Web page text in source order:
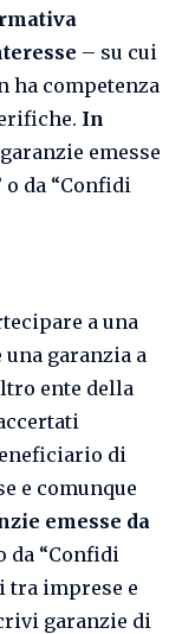
– su cui
ha competenza
In
emesse
o da “Confidi
a una
garanzia a
ente della
di
e comunque
emesse da
da “Confidi
tra imprese e
garanzie di